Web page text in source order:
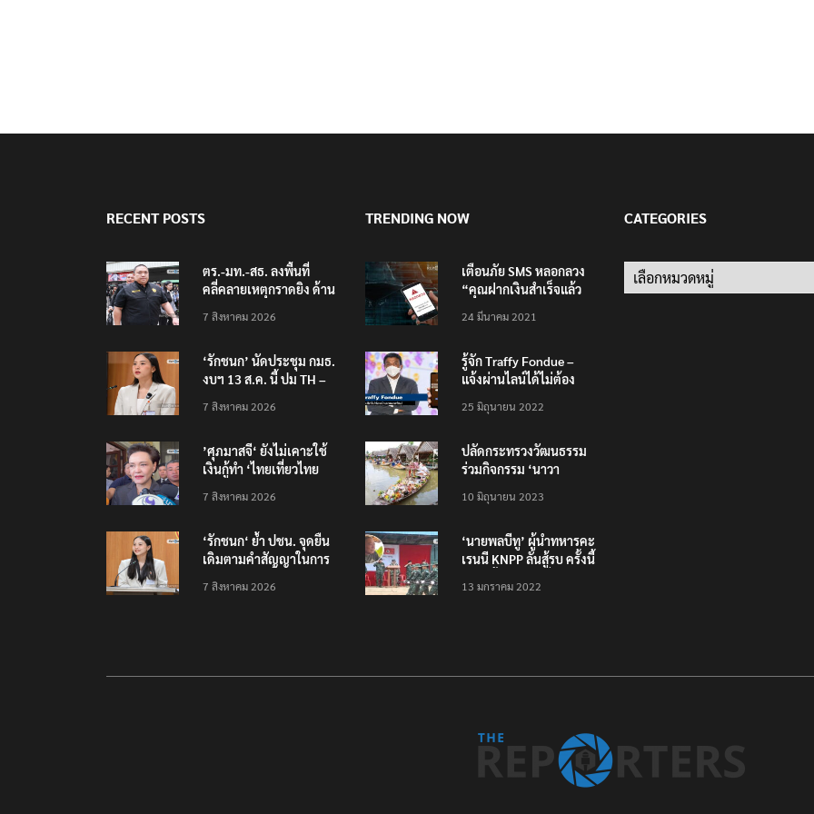
RECENT POSTS
ตร.-มท.-สธ. ลงพื้นที่
คลี่คลายเหตุกราดยิง ด้าน
7 สิงหาคม 2026
‘รักชนก’ นัดประชุม กมธ.
งบฯ 13 ส.ค. นี้ ปม TH –
7 สิงหาคม 2026
’ศุภมาสจี‘ ยังไม่เคาะใช้
เงินกู้ทำ ‘ไทยเที่ยวไทย
7 สิงหาคม 2026
‘รักชนก‘ ย้ำ ปชน. จุดยืน
เดิมตามคำสัญญาในการ
7 สิงหาคม 2026
TRENDING NOW
เตือนภัย SMS หลอกลวง
“คุณฝากเงินสำเร็จแล้ว
200,000 บาท”
24 มีนาคม 2021
รู้จัก Traffy Fondue –
แจ้งผ่านไลน์ได้ไม่ต้อง
ทั่วไทย ไม่ใช่แค่ในกรุง
25 มิถุนายน 2022
ปลัดกระทรวงวัฒนธรรม
ร่วมกิจกรรม ‘นาวา
ตักบาตรทางน้ำ
10 มิถุนายน 2023
‘นายพลบีทู’ ผู้นำทหารคะ
เรนนี KNPP ลั่นสู้รบ ครั้งนี้
ประชาชนต้องชนะ
13 มกราคม 2022
CATEGORIES
Categories